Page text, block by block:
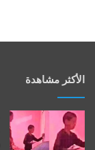
الأكثر مشاهدة